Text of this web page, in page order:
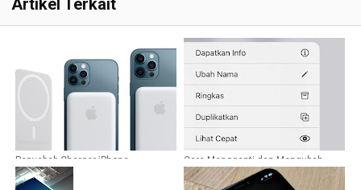
Artikel Terkait
Penyebab Charger iPhone
Menggunakan MagSafe Lama
Penuhnya
Cara Mengganti dan Mengubah
Nama File Foto di iPhone